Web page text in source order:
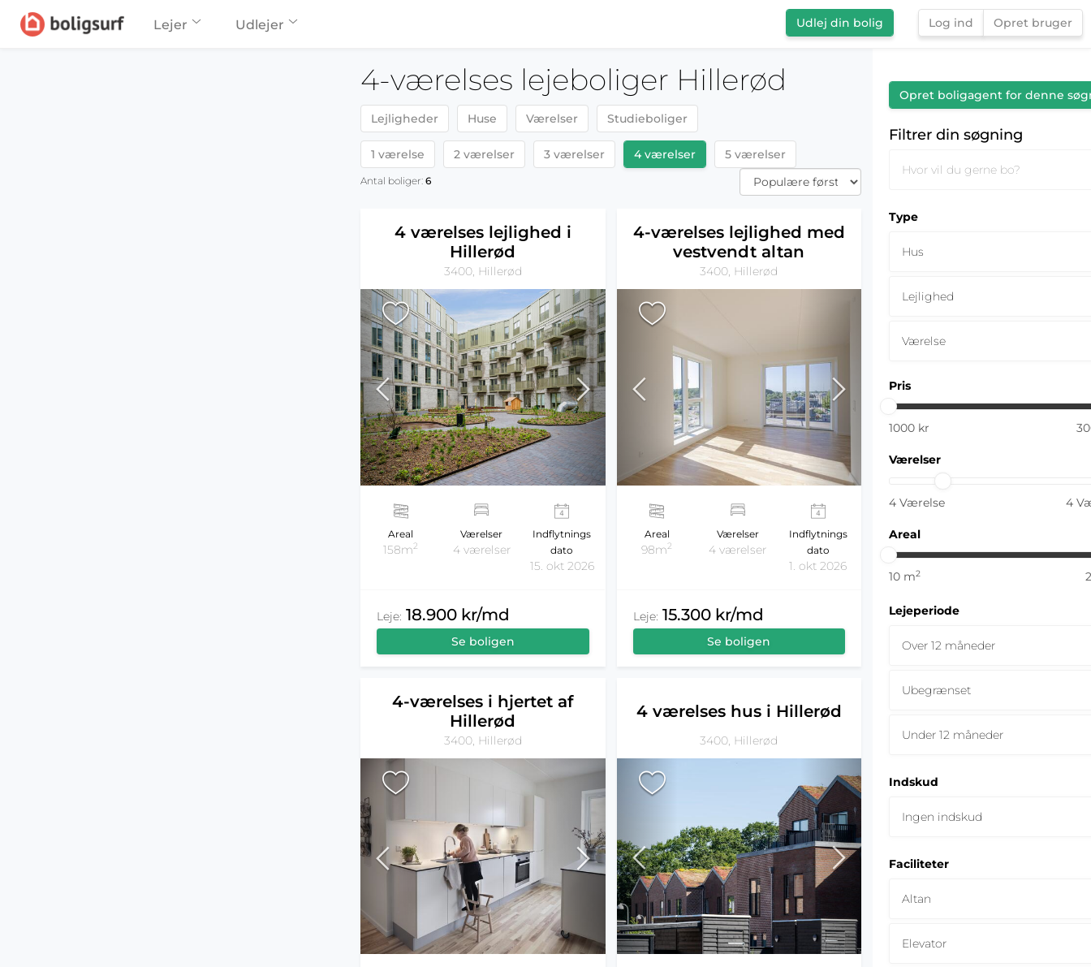
Lejer Udlejer Udlej din bolig Log ind Opret bruger
4-værelses lejeboliger Hillerød
Lejligheder Huse Værelser Studieboliger
1 værelse 2 værelser 3 værelser 4 værelser 5 værelser
Antal boliger:6
Opret boligagent for denne
Filtrer din søgning
Type
Hus
Lejlighed
Værelse
Pris
1000 kr
Værelser
4 Værelse 4
Areal
10 m2
Lejeperiode
Over 12 måneder
Ubegrænset
Under 12 måneder
Indskud
Ingen indskud
Faciliteter
Altan
Elevator
4 værelses lejlighed i
Hillerød
3400, Hillerød
Areal
158m2
Værelser
4 værelser
Indflytnings
dato
15. okt 2026
Leje: 18.900 kr/md
Se boligen
4-værelses lejlighed med
vestvendt altan
3400, Hillerød
Areal
98m2
Værelser
4 værelser
Indflytnings
dato
1. okt 2026
Leje: 15.300 kr/md
Se boligen
4-værelses i hjertet af
Hillerød
3400, Hillerød
4 værelses hus i Hillerød
3400, Hillerød